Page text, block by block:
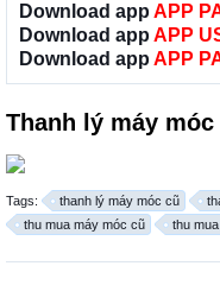
Download app APP
Download app APP
Download app APP
Thanh lý máy móc
Tags: thanh lý máy móc cũ
thu mua máy móc cũ
thu